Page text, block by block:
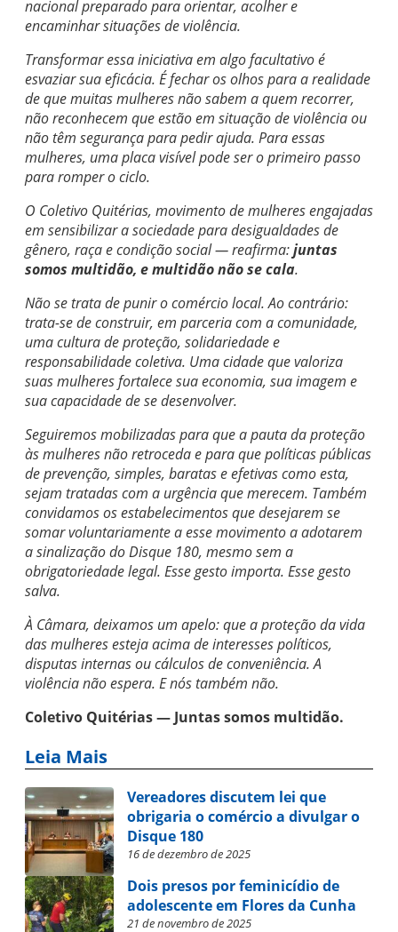
nacional preparado para orientar, acolher e
encaminhar situações de violência.
Transformar essa iniciativa em algo facultativo é
esvaziar sua eficácia. É fechar os olhos para a realidade
de que muitas mulheres não sabem a quem recorrer,
não reconhecem que estão em situação de violência ou
não têm segurança para pedir ajuda. Para essas
mulheres, uma placa visível pode ser o primeiro passo
para romper o ciclo.
O Coletivo Quitérias, movimento de mulheres engajadas
em sensibilizar a sociedade para desigualdades de
gênero, raça e condição social — reafirma:juntas
somos multidão, e multidão não se cala.
Não se trata de punir o comércio local. Ao contrário:
trata-se de construir, em parceria com a comunidade,
uma cultura de proteção, solidariedade e
responsabilidade coletiva. Uma cidade que valoriza
suas mulheres fortalece sua economia, sua imagem e
sua capacidade de se desenvolver.
Seguiremos mobilizadas para que a pauta da proteção
às mulheres não retroceda e para que políticas públicas
de prevenção, simples, baratas e efetivas como esta,
sejam tratadas com a urgência que merecem. Também
convidamos os estabelecimentos que desejarem se
somar voluntariamente a esse movimento a adotarem
a sinalização do Disque 180, mesmo sem a
obrigatoriedade legal. Esse gesto importa. Esse gesto
salva.
À Câmara, deixamos um apelo: que a proteção da vida
das mulheres esteja acima de interesses políticos,
disputas internas ou cálculos de conveniência. A
violência não espera. E nós também não.
Coletivo Quitérias — Juntas somos multidão.
Leia Mais
Vereadores discutem lei que
obrigaria o comércio a divulgar o
Disque 180
16 de dezembro de 2025
Dois presos por feminicídio de
adolescente em Flores da Cunha
21 de novembro de 2025